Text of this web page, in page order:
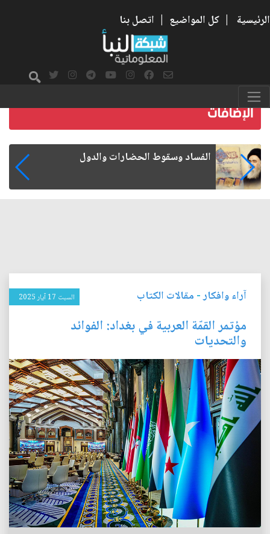
الرئيسية | كل المواضيع | اتصل بنا
رواتب الموظفين على صفيح ساخن
آراء وافكار- مقالات الكتاب السبت 17 آيار 2025
مؤتمر القمّة العربية في بغداد: الفوائد
والتحديات